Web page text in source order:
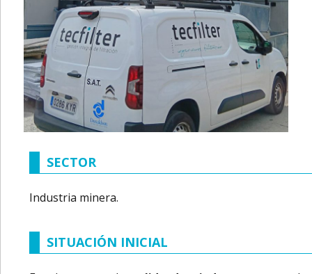
SECTOR
Industria minera.
SITUACIÓN INICIAL